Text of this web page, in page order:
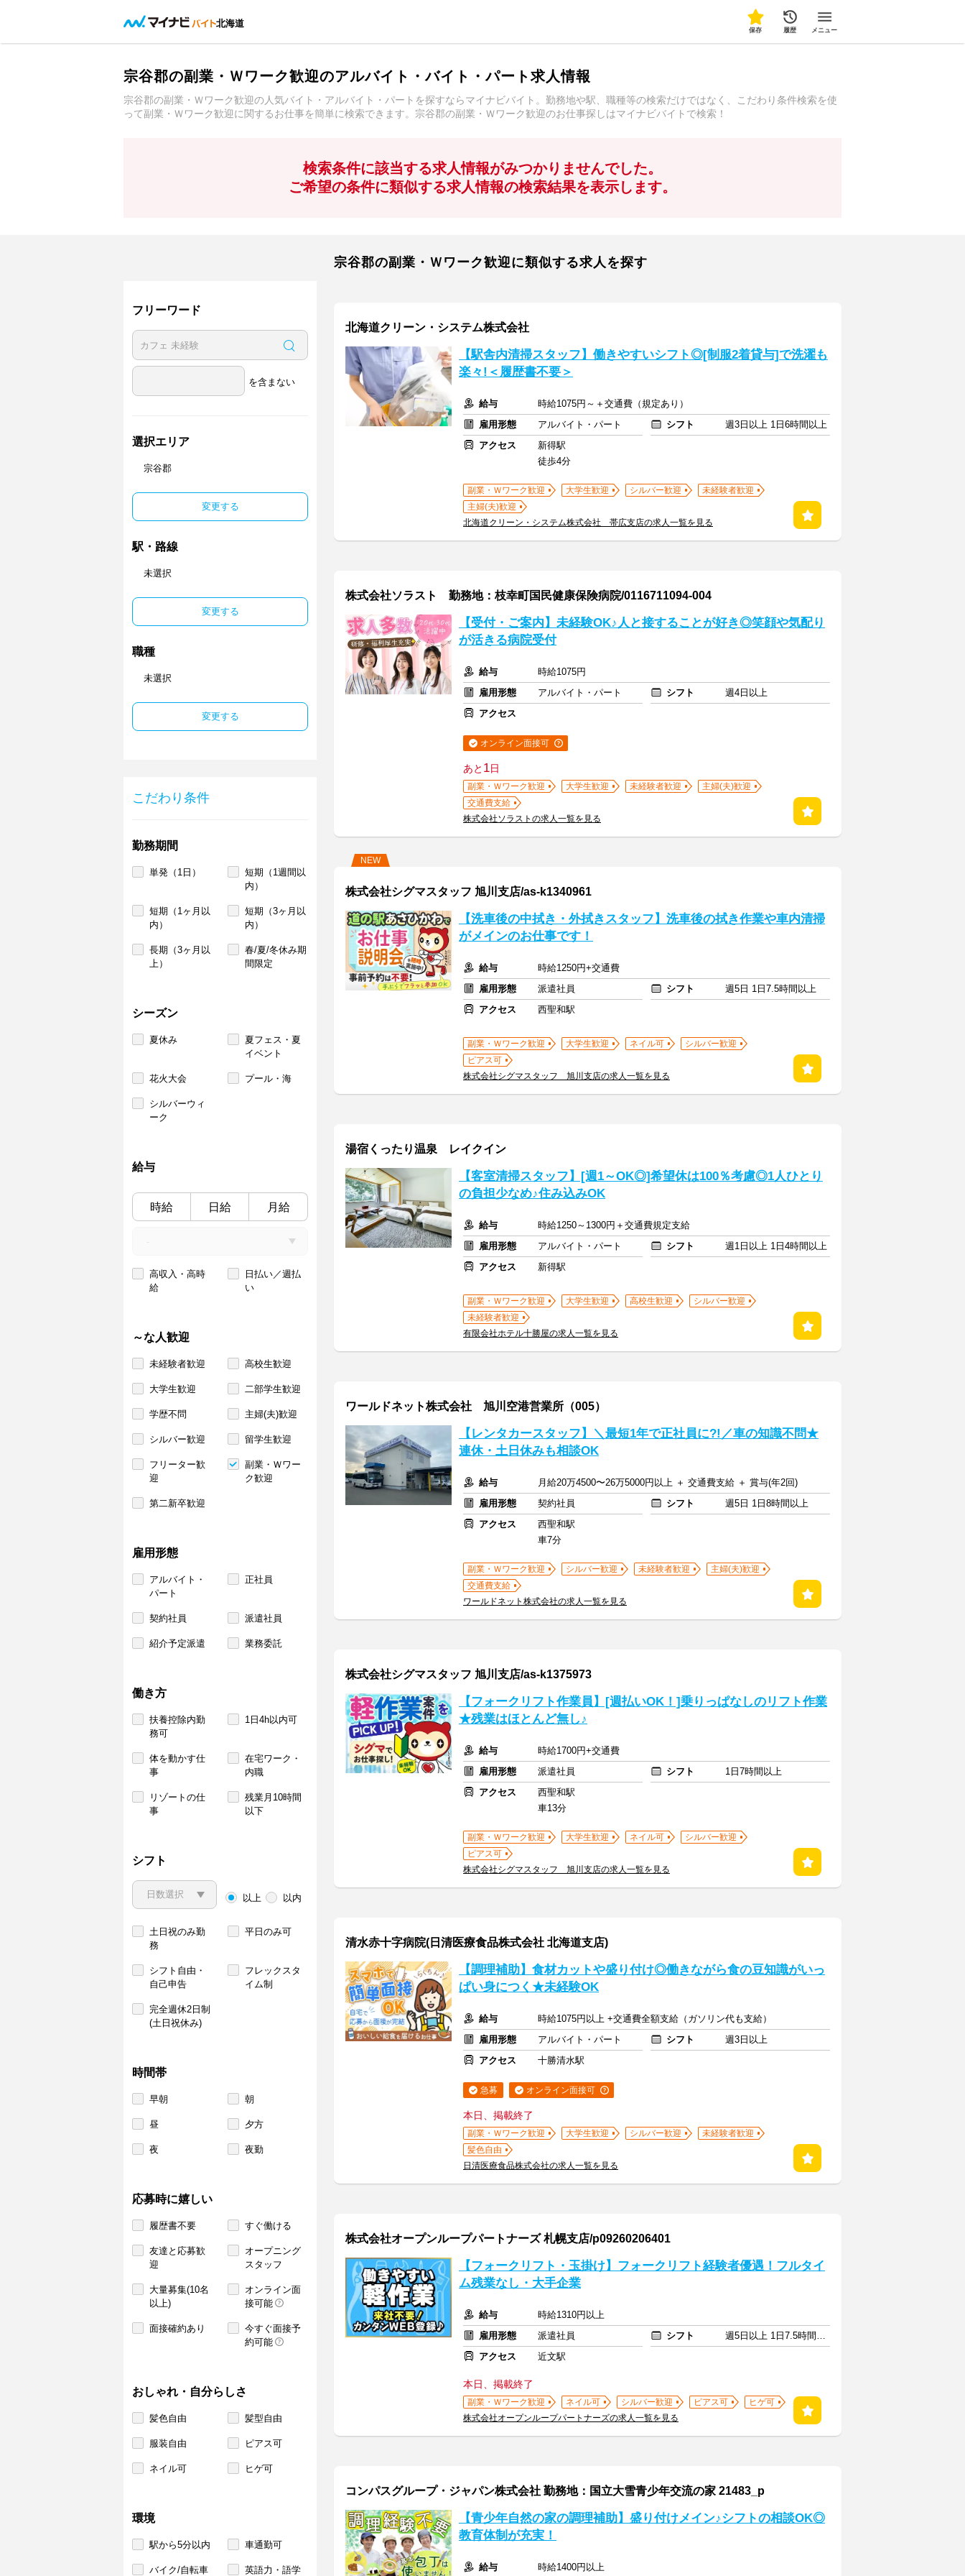
北海道
保存 履歴 メニュー
宗谷郡の副業・Ｗワーク歓迎のアルバイト・バイト・パート求人情報
宗谷郡の副業・Ｗワーク歓迎の人気バイト・アルバイト・パートを探すならマイナビバイト。勤務地や駅、職種等の検索だけではなく、こだわり条件検索を使
って副業・Ｗワーク歓迎に関するお仕事を簡単に検索できます。宗谷郡の副業・Ｗワーク歓迎のお仕事探しはマイナビバイトで検索！
検索条件に該当する求人情報がみつかりませんでした。
ご希望の条件に類似する求人情報の検索結果を表示します。
フリーワード
を含まない
選択エリア
宗谷郡
変更する
駅・路線
未選択
変更する
職種
未選択
変更する
こだわり条件
勤務期間
単発（1日）
短期（1週間以
内）
短期（1ヶ月以
内）
短期（3ヶ月以
内）
長期（3ヶ月以
上）
春/夏/冬休み期
間限定
シーズン
夏休み
夏フェス・夏
イベント
花火大会 プール・海
シルバーウィ
ーク
給与
時給 日給 月給
高収入・高時
給
日払い／週払
い
～な人歓迎
未経験者歓迎 高校生歓迎
大学生歓迎 二部学生歓迎
学歴不問 主婦(夫)歓迎
シルバー歓迎 留学生歓迎
フリーター歓
迎
副業・Ｗワー
ク歓迎
第二新卒歓迎
雇用形態
アルバイト・
パート
正社員
契約社員 派遣社員
紹介予定派遣 業務委託
働き方
扶養控除内勤
務可
1日4h以内可
体を動かす仕
事
在宅ワーク・
内職
リゾートの仕
事
残業月10時間
以下
シフト
以上 以内
土日祝のみ勤
務
平日のみ可
シフト自由・
自己申告
フレックスタ
イム制
完全週休2日制
(土日祝休み)
時間帯
早朝 朝
昼 夕方
夜 夜勤
応募時に嬉しい
履歴書不要 すぐ働ける
友達と応募歓
迎
オープニング
スタッフ
大量募集(10名
以上)
オンライン面
接可能
面接確約あり
今すぐ面接予
約可能
おしゃれ・自分らしさ
髪色自由 髪型自由
服装自由 ピアス可
ネイル可 ヒゲ可
環境
駅から5分以内 車通勤可
バイク/自転車 英語力・語学
宗谷郡の副業・Ｗワーク歓迎に類似する求人を探す
北海道クリーン・システム株式会社
【駅舎内清掃スタッフ】働きやすいシフト◎[制服2着貸与]で洗濯も
楽々!＜履歴書不要＞
給与
時給1075円～＋交通費（規定あり）
雇用形態
アルバイト・パート シフト
週3日以上 1日6時間以上
アクセス
新得駅
徒歩4分
副業・Ｗワーク歓迎 大学生歓迎 シルバー歓迎
未経験者歓迎
主婦(夫)歓迎
北海道クリーン・システム株式会社 帯広支店の求人一覧を見る
株式会社ソラスト 勤務地：枝幸町国民健康保険病院/0116711094-004
【受付・ご案内】未経験OK♪人と接することが好き◎笑顔や気配り
が活きる病院受付
給与
時給1075円
雇用形態
アルバイト・パート シフト
週4日以上
アクセス
オンライン面接可
あと 1日
副業・Ｗワーク歓迎 大学生歓迎 未経験者歓迎
主婦(夫)歓迎
交通費支給
株式会社ソラストの求人一覧を見る
NEW
株式会社シグマスタッフ 旭川支店/as-k1340961
【洗車後の中拭き・外拭きスタッフ】洗車後の拭き作業や車内清掃
がメインのお仕事です！
給与
時給1250円+交通費
雇用形態
派遣社員 シフト
週5日 1日7.5時間以上
アクセス
西聖和駅
副業・Ｗワーク歓迎 大学生歓迎 ネイル可
シルバー歓迎
ピアス可
株式会社シグマスタッフ 旭川支店の求人一覧を見る
湯宿くったり温泉 レイクイン
【客室清掃スタッフ】[週1～OK◎]希望休は100％考慮◎1人ひとり
の負担少なめ♪住み込みOK
給与
時給1250～1300円＋交通費規定支給
雇用形態
アルバイト・パート シフト
週1日以上 1日4時間以上
アクセス
新得駅
副業・Ｗワーク歓迎 大学生歓迎 高校生歓迎
シルバー歓迎
未経験者歓迎
有限会社ホテル十勝屋の求人一覧を見る
ワールドネット株式会社 旭川空港営業所（005）
【レンタカースタッフ】＼最短1年で正社員に?!／車の知識不問★
連休・土日休みも相談OK
給与
月給20万4500〜26万5000円以上 ＋ 交通費支給 ＋ 賞与(年2回)
雇用形態
契約社員 シフト
週5日 1日8時間以上
アクセス
西聖和駅
車7分
副業・Ｗワーク歓迎 シルバー歓迎 未経験者歓迎
主婦(夫)歓迎
交通費支給
ワールドネット株式会社の求人一覧を見る
株式会社シグマスタッフ 旭川支店/as-k1375973
【フォークリフト作業員】[週払いOK！]乗りっぱなしのリフト作業
★残業はほとんど無し♪
給与
時給1700円+交通費
雇用形態
派遣社員 シフト
1日7時間以上
アクセス
西聖和駅
車13分
副業・Ｗワーク歓迎 大学生歓迎 ネイル可
シルバー歓迎
ピアス可
株式会社シグマスタッフ 旭川支店の求人一覧を見る
清水赤十字病院(日清医療食品株式会社 北海道支店)
【調理補助】食材カットや盛り付け◎働きながら食の豆知識がいっ
ぱい身につく★未経験OK
給与
時給1075円以上 +交通費全額支給（ガソリン代も支給）
雇用形態
アルバイト・パート シフト
週3日以上
アクセス
十勝清水駅
急募 オンライン面接可
本日、掲載終了
副業・Ｗワーク歓迎 大学生歓迎 シルバー歓迎
未経験者歓迎
髪色自由
日清医療食品株式会社の求人一覧を見る
株式会社オープンループパートナーズ 札幌支店/p09260206401
【フォークリフト・玉掛け】フォークリフト経験者優遇！フルタイ
ム残業なし・大手企業
給与
時給1310円以上
雇用形態
派遣社員 シフト
週5日以上 1日7.5時間以上
アクセス
近文駅
本日、掲載終了
副業・Ｗワーク歓迎 ネイル可 シルバー歓迎 ピアス可
ヒゲ可
株式会社オープンループパートナーズの求人一覧を見る
コンパスグループ・ジャパン株式会社 勤務地：国立大雪青少年交流の家 21483_p
【青少年自然の家の調理補助】盛り付けメイン♪シフトの相談OK◎
教育体制が充実！
給与 時給1400円以上